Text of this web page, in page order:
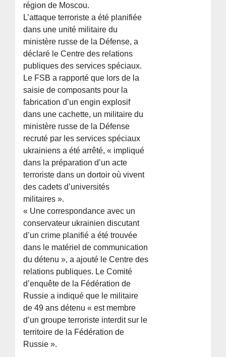
région de Moscou.
L’attaque terroriste a été planifiée
dans une unité militaire du
ministère russe de la Défense, a
déclaré le Centre des relations
publiques des services spéciaux.
Le FSB a rapporté que lors de la
saisie de composants pour la
fabrication d’un engin explosif
dans une cachette, un militaire du
ministère russe de la Défense
recruté par les services spéciaux
ukrainiens a été arrêté, « impliqué
dans la préparation d’un acte
terroriste dans un dortoir où vivent
des cadets d’universités
militaires ».
« Une correspondance avec un
conservateur ukrainien discutant
d’un crime planifié a été trouvée
dans le matériel de communication
du détenu », a ajouté le Centre des
relations publiques. Le Comité
d’enquête de la Fédération de
Russie a indiqué que le militaire
de 49 ans détenu « est membre
d’un groupe terroriste interdit sur le
territoire de la Fédération de
Russie ».